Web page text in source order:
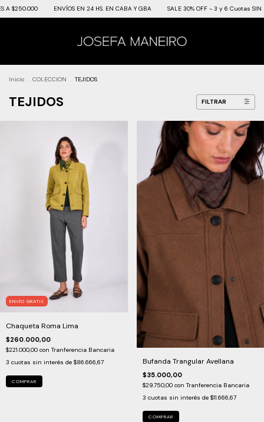
ENVÍOS EN 24 HS. EN CABA Y GBA SALE 30% OFF - 3 y 6 Cuotas SIN
Inicio . COLECCION . TEJIDOS
TEJIDOS FILTRAR
ENVÍO GRATIS
Chaqueta Roma Lima
$260.000,00
$221.000,00 con Tranferencia Bancaria
3 cuotas sin interés de $86.666,67
COMPRAR
Bufanda Trangular Avellana
$35.000,00
$29.750,00 con Tranferencia Bancaria
3 cuotas sin interés de $11.666,67